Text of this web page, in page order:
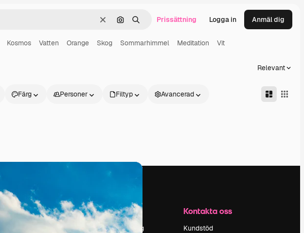
RensaSök efter bild
Söka Prissättning Logga in Anmäl dig
Kosmos Vatten Orange Skog Sommarhimmel Meditation Vit
Relevant
Färg Personer Filtyp Avancerad
Kom igång Företag
Prissättning
Kontakta oss
Kundstöd